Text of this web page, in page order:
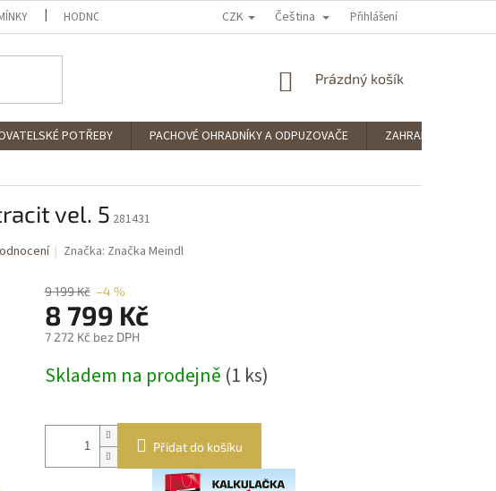
HODNOCENÍ OBCHODU PODMÍNKY OCHRANY OSOBNÍCH ÚDAJŮ
CZK Čeština Přihlášení
NÁKUPNÍ
Prázdný košík
POTŘEBY PACHOVÉ OHRADNÍKY A ODPUZOVAČE
ZAHRADNÍ POTŘEBY
vel. 5 281431
Značka: Značka Meindl
9 199 Kč –4 %
8 799 Kč
7 272 Kč bez DPH
cena:
Skladem na prodejně (1 ks)
Přidat do košíku